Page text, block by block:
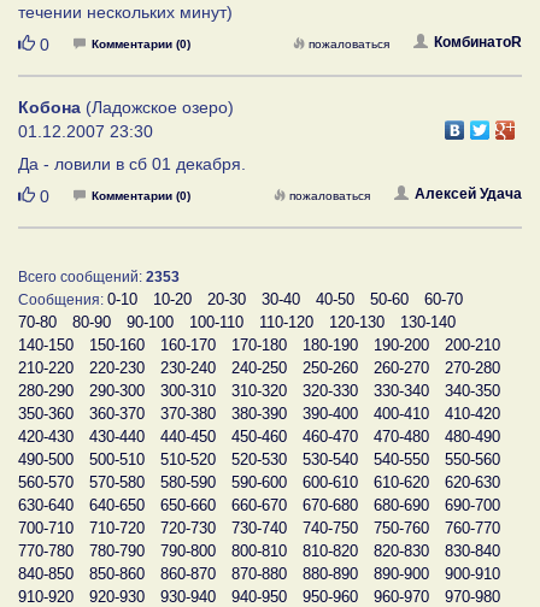
течении нескольких минут)
Нравится
0 Комментарии (0) КомбинатоR
пожаловаться
Кобона (Ладожское озеро)
01.12.2007 23:30
Да - ловили в сб 01 декабря.
Нравится
0 Комментарии (0) Алексей Удача
пожаловаться
Всего сообщений: 2353
Сообщения: 0-10 10-20 20-30 30-40 40-50 50-60
60-70
70-80
80-90 90-100 100-110 110-120 120-130
130-140
140-150
150-160 160-170 170-180 180-190 190-200
200-210
210-220
220-230 230-240 240-250 250-260 260-270
270-280
280-290
290-300 300-310 310-320 320-330 330-340
340-350
350-360
360-370 370-380 380-390 390-400 400-410
410-420
420-430
430-440 440-450 450-460 460-470 470-480
480-490
490-500
500-510 510-520 520-530 530-540 540-550
550-560
560-570
570-580 580-590 590-600 600-610 610-620
620-630
630-640
640-650 650-660 660-670 670-680 680-690
690-700
700-710
710-720 720-730 730-740 740-750 750-760
760-770
770-780
780-790 790-800 800-810 810-820 820-830
830-840
840-850
850-860 860-870 870-880 880-890 890-900
900-910
910-920
920-930 930-940 940-950 950-960 960-970
970-980